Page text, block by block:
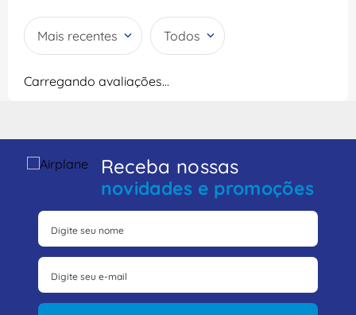
Mais recentes Todos
Carregando avaliações…
Receba nossas
novidades e promoções